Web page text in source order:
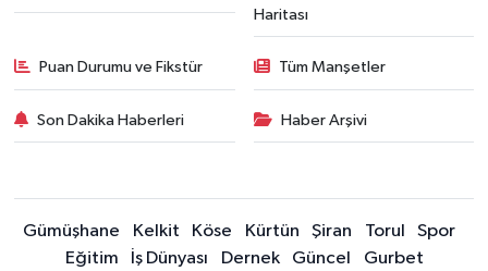
Haritası
Puan Durumu ve Fikstür Tüm Manşetler
Son Dakika Haberleri Haber Arşivi
Gümüşhane Kelkit Köse Kürtün Şiran Torul
Spor
Eğitim
İş Dünyası Dernek Güncel Gurbet